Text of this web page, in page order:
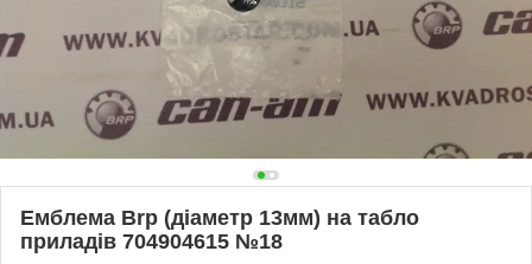
Емблема Brp (діаметр 13мм) на табло
приладів 704904615 №18